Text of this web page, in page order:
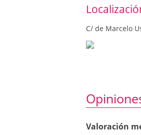
C/ de Marcelo
Valoración